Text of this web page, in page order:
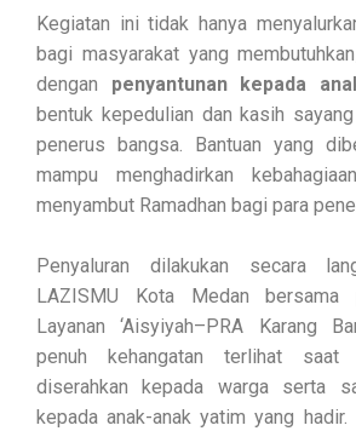
Kegiatan ini tidak hanya
bagi masyarakat yang
dengan penyantunan kepada
bentuk kepedulian dan kasih
penerus bangsa. Bantuan yang
mampu menghadirkan
menyambut Ramadhan bagi para
Penyaluran dilakukan secara
LAZISMU Kota Medan bersama
Layanan ‘Aisyiyah–PRA Karang
penuh kehangatan terlihat saat
diserahkan kepada warga serta
kepada anak-anak yatim yang hadir.